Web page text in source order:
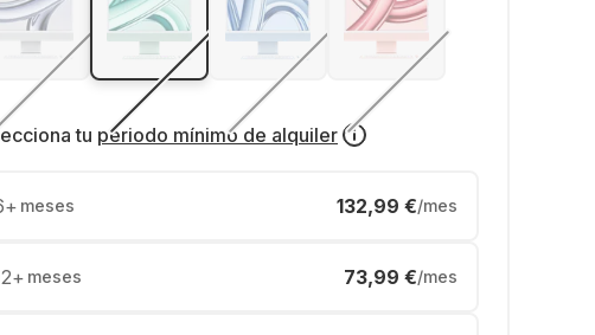
tu periodo mínimo de alquiler
+ meses 132,99 €/mes
+ meses 73,99 €/mes